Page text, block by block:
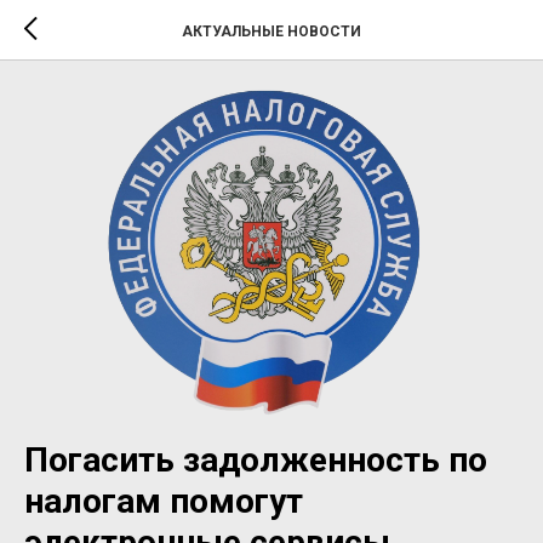
АКТУАЛЬНЫЕ НОВОСТИ
Погасить задолженность по
налогам помогут